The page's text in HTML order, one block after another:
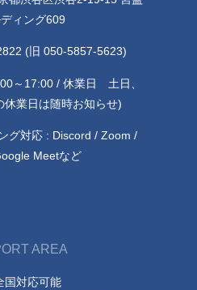
ィング609
(旧 050-5857-5623)
～17:00 / 休業日 土日、
休業日は随時お知らせ)
グ対応 : Discord / Zoom /
Meetなど
AREA
国対応可能